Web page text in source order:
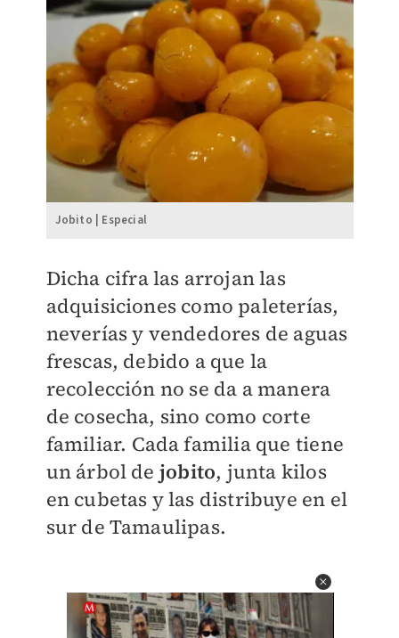
Jobito | Especial
Dicha cifra las arrojan las
adquisiciones como paleterías,
neverías y vendedores de aguas
frescas, debido a que la
recolección no se da a manera
de cosecha, sino como corte
familiar. Cada familia que tiene
un árbol de jobito, junta kilos
en cubetas y las distribuye en el
sur de Tamaulipas.